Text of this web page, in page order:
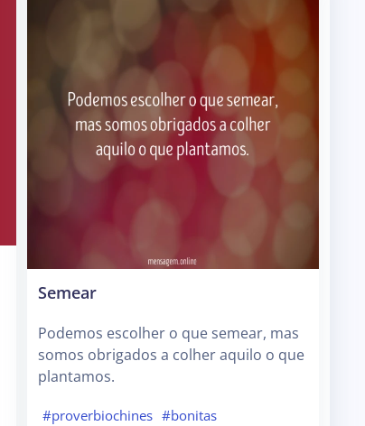
Semear
Podemos escolher o que semear, mas
somos obrigados a colher aquilo o que
plantamos.
#proverbiochines #bonitas